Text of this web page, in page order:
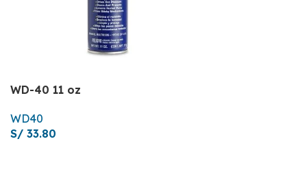
WD-40 11 oz
WD40
S/33.80